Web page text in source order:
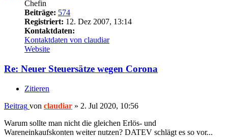
Chefin
Beiträge: 574
Registriert: 12. Dez 2007, 13:14
Kontaktdaten:
Kontaktdaten von claudiar
Website
Re: Neuer Steuersätze wegen Corona
Zitieren
Beitrag von claudiar » 2. Jul 2020, 10:56
Warum sollte man nicht die gleichen Erlös- und
Wareneinkaufskonten weiter nutzen? DATEV schlägt es so vor...